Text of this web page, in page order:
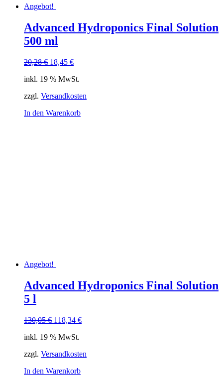
Angebot!
Advanced Hydroponics Final Solution
500 ml
20,28€ Ursprünglicher
war:
18,45 €Aktueller
ist:
inkl. 19 % MwSt.
zzgl. Versandkosten
In den Warenkorb
Angebot!
Advanced Hydroponics Final Solution
5 l
130,05€ Ursprünglicher
war:
118,34 €Aktueller
inkl. 19 % MwSt.
zzgl. Versandkosten
In den Warenkorb